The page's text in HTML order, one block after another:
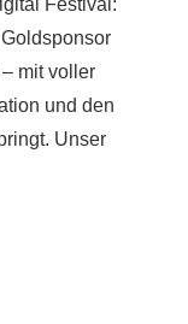
Festival:
mit voller
und den
Unser